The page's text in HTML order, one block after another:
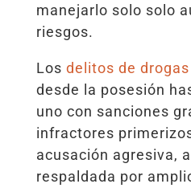
manejarlo solo solo
riesgos.
Los delitos de
desde la posesión
uno con sanciones
infractores
acusación agresiva,
respaldada por